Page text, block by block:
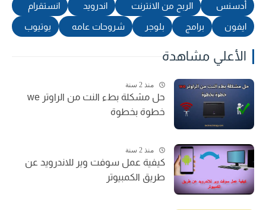
أدسنس الربح من الانترنت اندرويد انستقرام
ايفون برامج بلوجر شروحات عامه يوتيوب
الأعلي مشاهدة
منذ 2 سنة
حل مشكلة بطء النت من الراوتر we
خطوة بخطوة
منذ 2 سنة
كيفية عمل سوفت وير للاندرويد عن
طريق الكمبيوتر